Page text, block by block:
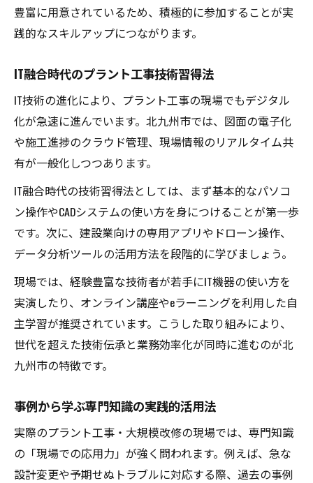
豊富に用意されているため、積極的に参加することが実
践的なスキルアップにつながります。
IT融合時代のプラント工事技術習得法
IT技術の進化により、プラント工事の現場でもデジタル
化が急速に進んでいます。北九州市では、図面の電子化
や施工進捗のクラウド管理、現場情報のリアルタイム共
有が一般化しつつあります。
IT融合時代の技術習得法としては、まず基本的なパソコ
ン操作やCADシステムの使い方を身につけることが第一歩
です。次に、建設業向けの専用アプリやドローン操作、
データ分析ツールの活用方法を段階的に学びましょう。
現場では、経験豊富な技術者が若手にIT機器の使い方を
実演したり、オンライン講座やeラーニングを利用した自
主学習が推奨されています。こうした取り組みにより、
世代を超えた技術伝承と業務効率化が同時に進むのが北
九州市の特徴です。
事例から学ぶ専門知識の実践的活用法
実際のプラント工事・大規模改修の現場では、専門知識
の「現場での応用力」が強く問われます。例えば、急な
設計変更や予期せぬトラブルに対応する際、過去の事例